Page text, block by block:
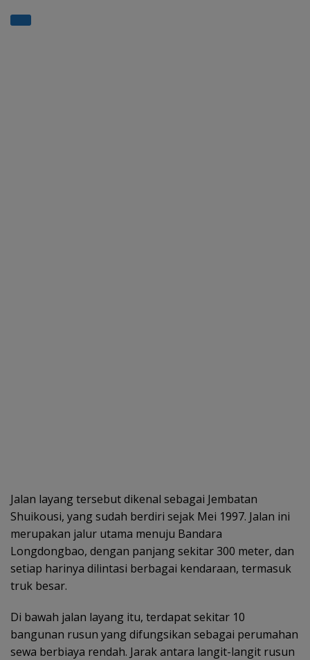
Jalan layang tersebut dikenal sebagai Jembatan
Shuikousi, yang sudah berdiri sejak Mei 1997. Jalan ini
merupakan jalur utama menuju Bandara
Longdongbao, dengan panjang sekitar 300 meter, dan
setiap harinya dilintasi berbagai kendaraan, termasuk
truk besar.
Di bawah jalan layang itu, terdapat sekitar 10
bangunan rusun yang difungsikan sebagai perumahan
sewa berbiaya rendah. Jarak antara langit-langit rusun